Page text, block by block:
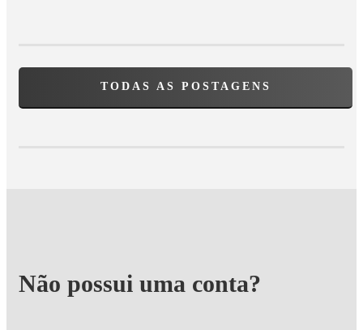
TODAS AS POSTAGENS
Não possui uma conta?